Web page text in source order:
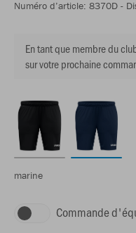
Numéro d’article: 8370D -
En tant que membre du
sur votre prochaine
marine
Commande